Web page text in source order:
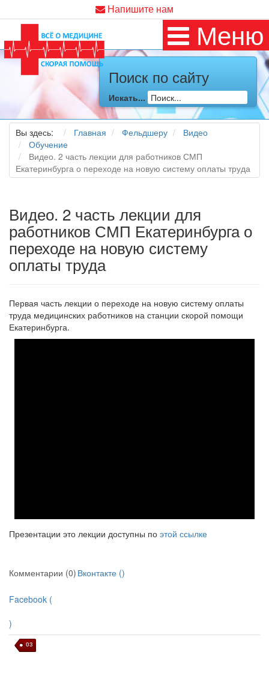
Напишите нам
Меню
Поиск по сайту
Искать...
Вы здесь: Главная Фельдшеру
Видео
Обучение
Видео. 2 часть лекции для работников СМП
Екатеринбурга о переходе на новую систему оплаты труда
Видео. 2 часть лекции для
работников СМП Екатеринбурга о
переходе на новую систему
оплаты труда
Первая часть лекции о переходе на новую систему оплаты
труда медицинских работников на станции скорой помощи
Екатеринбурга.
Презентации это лекции доступны по этой ссылке
Комментарии (0) Вконтакте ()
Facebook (
)
03